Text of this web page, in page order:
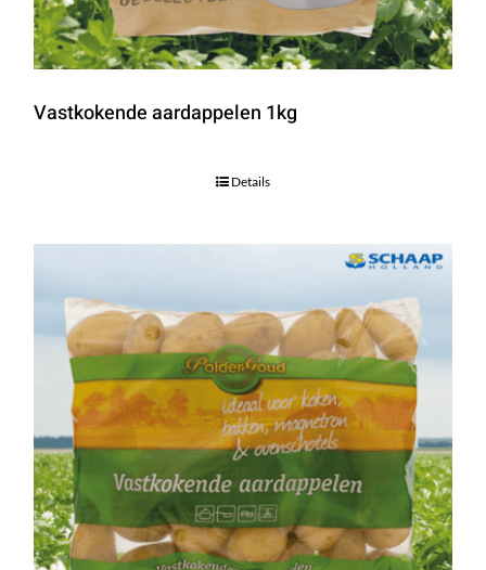
Vastkokende aardappelen 1kg
Details